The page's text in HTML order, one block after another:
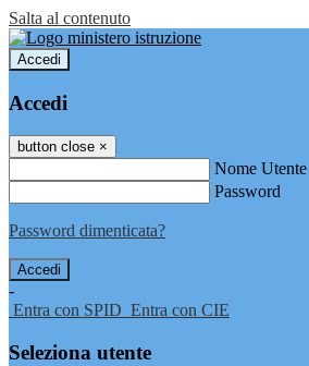
Salta al contenuto
Accedi
Accedi
button close ×
Nome Utente
Password
Password dimenticata?
-
Entra con SPID Entra con CIE
Seleziona utente